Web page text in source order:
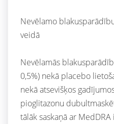
Nevēlamo
veidā
Nevēlamās
0,5%) nekā placebo
nekā atsevišķos
pioglitazonu
tālāk saskaņā ar